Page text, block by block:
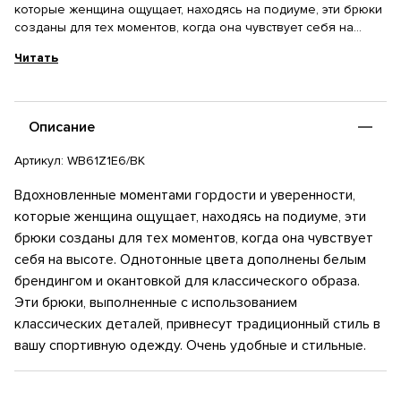
которые женщина ощущает, находясь на подиуме, эти брюки
созданы для тех моментов, когда она чувствует себя на
окантовкой для классического образа
Читать
Описание
Артикул: WB61Z1E6/BK
Вдохновленные моментами гордости и уверенности,
которые женщина ощущает, находясь на подиуме, эти
брюки созданы для тех моментов, когда она чувствует
себя на высоте. Однотонные цвета дополнены белым
брендингом и окантовкой для классического образа.
Эти брюки, выполненные с использованием
классических деталей, привнесут традиционный стиль в
вашу спортивную одежду. Очень удобные и стильные.